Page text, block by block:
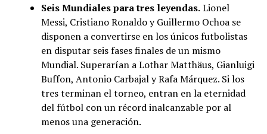
Seis Mundiales para tres leyendas.Lionel
Messi, Cristiano Ronaldo y Guillermo Ochoa se
disponen a convertirse en los únicos futbolistas
en disputar seis fases finales de un mismo
Mundial. Superarían a Lothar Matthäus, Gianluigi
Buffon, Antonio Carbajal y Rafa Márquez. Si los
tres terminan el torneo, entran en la eternidad
del fútbol con un récord inalcanzable por al
menos una generación.